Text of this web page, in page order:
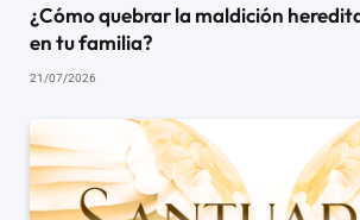
¿Cómo quebrar la maldición
en tu familia?
21/07/2026